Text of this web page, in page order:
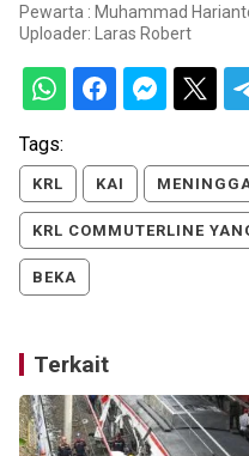
Pewarta : Muhammad
Uploader:
Laras Robert
Tags:
KRL KAI
KRL COMMUTERLINE
BEKA
Terkait